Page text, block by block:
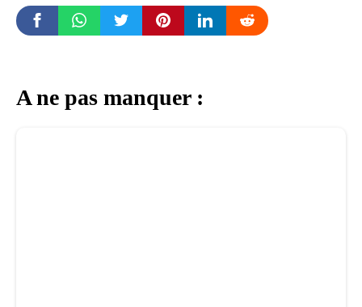
A ne pas manquer :